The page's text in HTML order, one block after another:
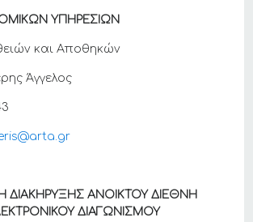
ΥΠΗΡΕΣΙΩΝ
και Αποθηκών
Άγγελος
ΔΙΑΚΗΡΥΞΗΣ ΑΝΟΙΚΤΟΥ ΔΙΕΘΝΗ
ΔΙΑΓΩΝΙΣΜΟΥ